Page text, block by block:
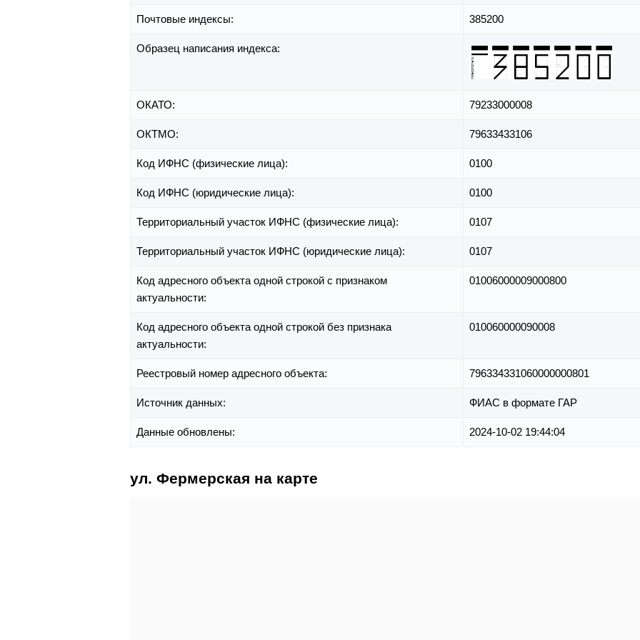
Почтовые индексы: 385200
Образец написания индекса:
ОКАТО: 79233000008
ОКТМО: 79633433106
Код ИФНС (физические лица): 0100
Код ИФНС (юридические лица): 0100
Территориальный участок ИФНС (физические лица): 0107
Территориальный участок ИФНС (юридические лица): 0107
Код адресного объекта одной строкой с признаком
актуальности:
01006000009000800
Код адресного объекта одной строкой без признака
актуальности:
010060000090008
Реестровый номер адресного объекта: 796334331060000000801
Источник данных: ФИАС в формате ГАР
Данные обновлены: 2024-10-02 19:44:04
ул. Фермерская на карте